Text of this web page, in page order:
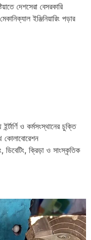
দেশসেরা বেসরকারি
ইঞ্জিনিয়ারিং পড়ার
ও কর্মসংস্থানের চুক্তি
কোলাবোরেশন
ডিবেটিং, ক্রিড়া ও সাংস্কৃতিক